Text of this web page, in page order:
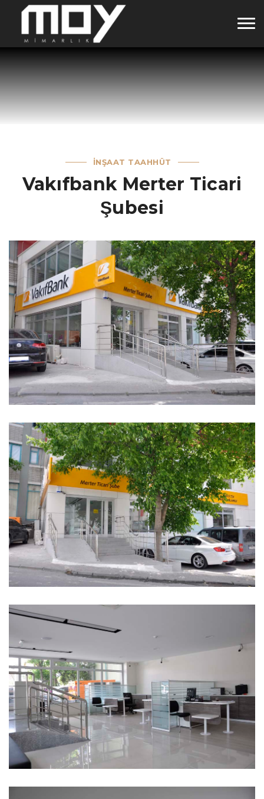
İNŞAAT TAAHHÜT
Vakıfbank Merter Ticari
Şubesi
Vakıfbank Merter Ticari Şubesi
Vakıfbank Merter Ticari Şubesi
Vakıfbank Merter Ticari Şubesi